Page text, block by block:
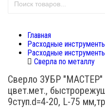
Главная
Расходные
Расходные
Сверла по металлу
Сверло ЗУБР "МАСТЕР"
цвет.мет.,
9ступ.d=4-20, L-75